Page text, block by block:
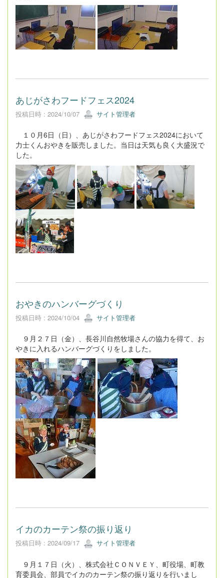
あじがさわフードフェス2024
投稿日時 : 2024/10/07 サイト管理者
１０月6日（日）、あじがさわフードフェス2024において
力士くんおやきを販売しました。当日は天気も良く大盛況で
した。
おやきのハンバーグづくり
投稿日時 : 2024/10/04 サイト管理者
９月２７日（金）、長谷川自然牧場さんの協力を得て、お
やきに入れるハンバーグづくりをしました。
イカのカーテン祭の振り返り
投稿日時 : 2024/09/17 サイト管理者
９月１７日（火）、株式会社ＣＯＮＶＥＹ、町役場、町教
育委員会、部員でイカのカーテン祭の振り返りを行いまし